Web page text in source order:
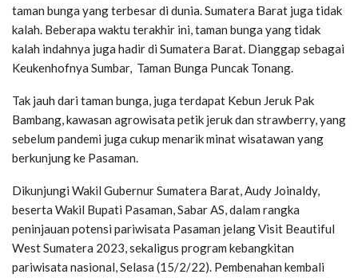
taman bunga yang terbesar di dunia. Sumatera Barat juga tidak
kalah. Beberapa waktu terakhir ini, taman bunga yang tidak
kalah indahnya juga hadir di Sumatera Barat. Dianggap sebagai
Keukenhofnya Sumbar, Taman Bunga Puncak Tonang.
Tak jauh dari taman bunga, juga terdapat Kebun Jeruk Pak
Bambang, kawasan agrowisata petik jeruk dan strawberry, yang
sebelum pandemi juga cukup menarik minat wisatawan yang
berkunjung ke Pasaman.
Dikunjungi Wakil Gubernur Sumatera Barat, Audy Joinaldy,
beserta Wakil Bupati Pasaman, Sabar AS, dalam rangka
peninjauan potensi pariwisata Pasaman jelang Visit Beautiful
West Sumatera 2023, sekaligus program kebangkitan
pariwisata nasional, Selasa (15/2/22). Pembenahan kembali